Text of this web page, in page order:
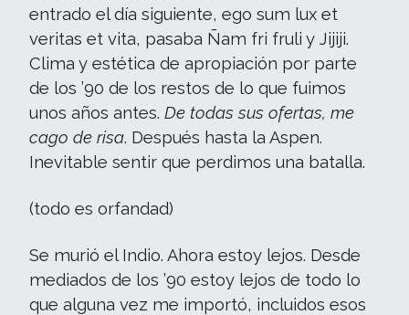
entrado el día siguiente, ego sum lux et
veritas et vita, pasaba Ñam fri fruli y Jijiji.
Clima y estética de apropiación por parte
de los ’90 de los restos de lo que fuimos
unos años antes. De todas sus ofertas, me
cago de risa. Después hasta la Aspen.
Inevitable sentir que perdimos una batalla.
(todo es orfandad)
Se murió el Indio. Ahora estoy lejos. Desde
mediados de los ’90 estoy lejos de todo lo
que alguna vez me importó, incluidos esos